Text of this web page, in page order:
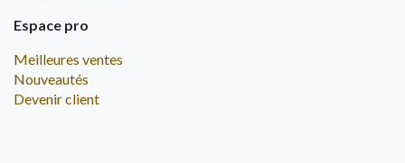
Espace pro
Meilleures ventes
Nouveautés
Devenir client